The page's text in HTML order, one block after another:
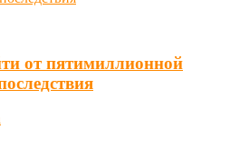
от пятимиллионной